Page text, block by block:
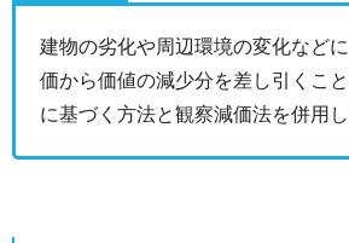
建物の劣化や周辺環境の変化など
価から価値の減少分を差し引くこ
に基づく方法と観察減価法を併用し